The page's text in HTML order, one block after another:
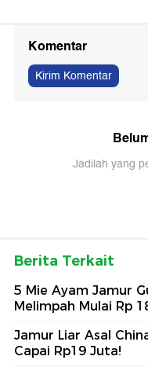
Komentar
Kirim Komentar
Jadilah yang
Berita Terkait
5 Mie Ayam Jamur
Melimpah Mulai Rp
Jamur Liar Asal
Capai Rp19 Juta!